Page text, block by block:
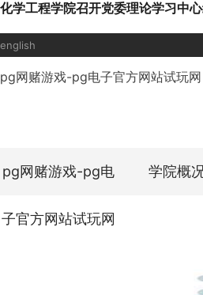
化学工程学院召开党委理论学习中
english
pg网赌游戏-pg电子官方网站试玩网
pg网赌游戏-pg电
子官方网站试玩网
学院概